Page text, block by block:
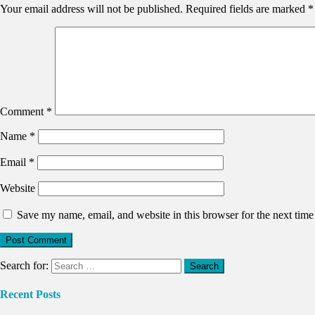
Your email address will not be published. Required fields are marked *
Comment *
Name *
Email *
Website
Save my name, email, and website in this browser for the next
Search for:
Recent Posts